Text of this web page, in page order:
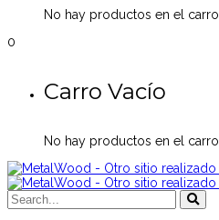
No hay productos en el carro
0
Carro Vacío
No hay productos en el carro